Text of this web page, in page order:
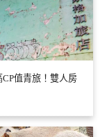
CP值青旅！雙人房